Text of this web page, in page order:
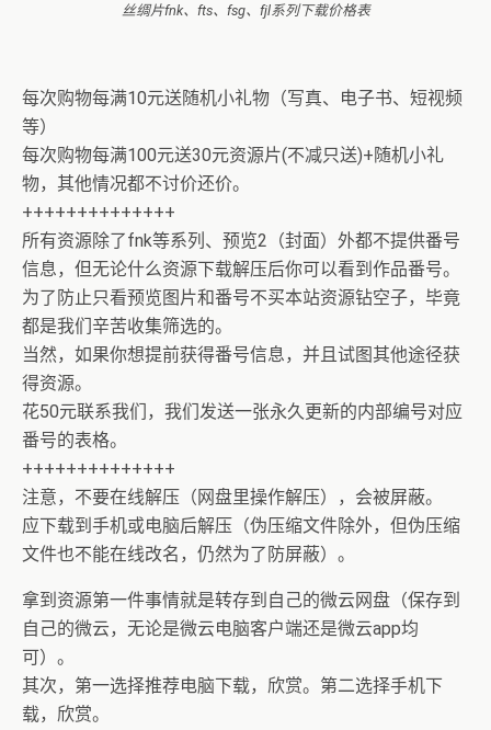
丝绸片fnk、fts、fsg、fjl系列下载价格表
每次购物每满10元送随机小礼物（写真、电子书、短视频
等）
每次购物每满100元送30元资源片(不减只送)+随机小礼
物，其他情况都不讨价还价。
++++++++++++++
所有资源除了fnk等系列、预览2（封面）外都不提供番号
信息，但无论什么资源下载解压后你可以看到作品番号。
为了防止只看预览图片和番号不买本站资源钻空子，毕竟
都是我们辛苦收集筛选的。
当然，如果你想提前获得番号信息，并且试图其他途径获
得资源。
花50元联系我们，我们发送一张永久更新的内部编号对应
番号的表格。
++++++++++++++
注意，不要在线解压（网盘里操作解压），会被屏蔽。
应下载到手机或电脑后解压（伪压缩文件除外，但伪压缩
文件也不能在线改名，仍然为了防屏蔽）。
拿到资源第一件事情就是转存到自己的微云网盘（保存到
自己的微云，无论是微云电脑客户端还是微云app均
可）。
其次，第一选择推荐电脑下载，欣赏。第二选择手机下
载，欣赏。